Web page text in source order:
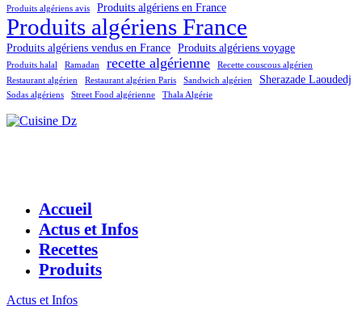
Produits algériens avis Produits algériens en France
Produits algériens France
Produits algériens vendus en France Produits algériens voyage
Produits halal Ramadan recette algérienne
Recette couscous algérien
Restaurant algérien
Restaurant algérien Paris Sandwich algérien Sherazade Laoudedj
Sodas algériens Street Food algérienne Thala Algérie
Accueil
Actus et Infos
Recettes
Produits
Actus et Infos